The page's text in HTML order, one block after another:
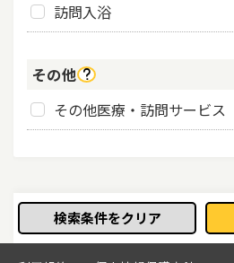
訪問入浴
その他
その他医療・訪問サービス
検索条件をクリア